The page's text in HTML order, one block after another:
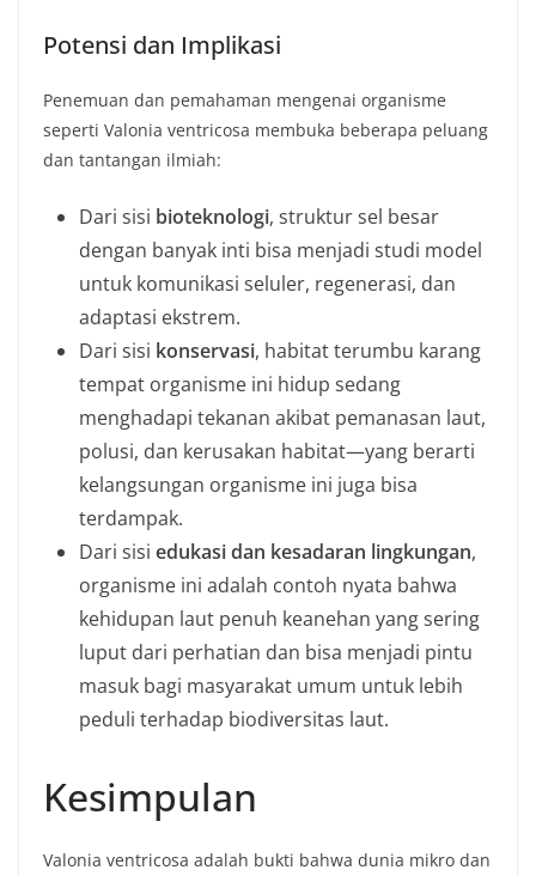
Potensi dan Implikasi
Penemuan dan pemahaman mengenai organisme
seperti Valonia ventricosa membuka beberapa peluang
dan tantangan ilmiah:
Dari sisi bioteknologi, struktur sel besar
dengan banyak inti bisa menjadi studi model
untuk komunikasi seluler, regenerasi, dan
adaptasi ekstrem.
Dari sisi konservasi, habitat terumbu karang
tempat organisme ini hidup sedang
menghadapi tekanan akibat pemanasan laut,
polusi, dan kerusakan habitat—yang berarti
kelangsungan organisme ini juga bisa
terdampak.
Dari sisi edukasi dan kesadaran lingkungan,
organisme ini adalah contoh nyata bahwa
kehidupan laut penuh keanehan yang sering
luput dari perhatian dan bisa menjadi pintu
masuk bagi masyarakat umum untuk lebih
peduli terhadap biodiversitas laut.
Kesimpulan
Valonia ventricosa adalah bukti bahwa dunia mikro dan